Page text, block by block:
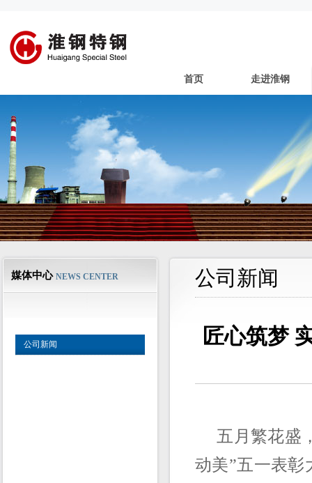
首页 走进淮钢
媒体中心 NEWS CENTER
公司新闻
公司新闻
匠心筑梦
五月繁花盛，
动美”五一表彰